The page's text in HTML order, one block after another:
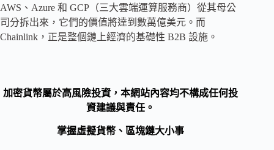
AWS、Azure 和 GCP（三大雲端運算服務商）從其母公
司分拆出來，它們的價值將達到數萬億美元。而
Chainlink，正是整個鏈上經濟的基礎性 B2B 設施。
加密貨幣屬於高風險投資，本網站內容均不構成任何投
資建議與責任。
掌握虛擬貨幣、區塊鏈大小事